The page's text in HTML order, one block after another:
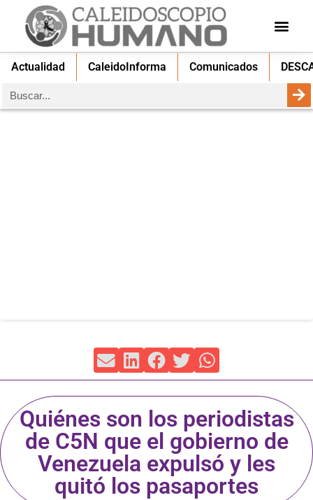
Actualidad CaleidoInforma Comunicados
Quiénes son los periodistas
de C5N que el gobierno de
Venezuela expulsó y les
quitó los pasaportes